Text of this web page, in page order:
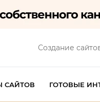
Создание
САЙТОВ ГОТОВЫЕ